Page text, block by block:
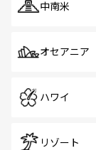
中南米
オセアニア
ハワイ
リゾート